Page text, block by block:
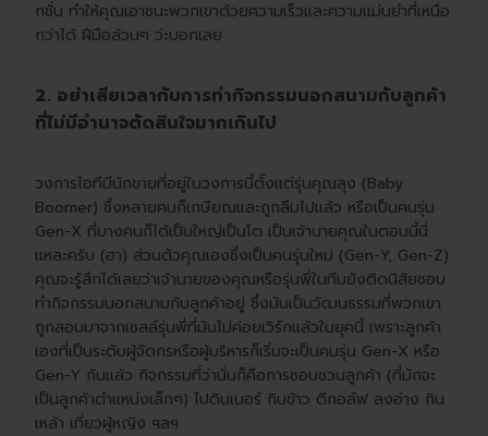
กชั่น ทำให้คุณเอาชนะพวกเขาด้วยความเร็วและความแม่นยำที่เหนือ
กว่าได้ ฝีมือล้วนๆ ว่ะบอกเลย
2. อย่าเสียเวลากับการทำกิจกรรมนอกสนามกับลูกค้า
ที่ไม่มีอำนาจตัดสินใจมากเกินไป
วงการไอทีมีนักขายที่อยู่ในวงการนี้ตั้งแต่รุ่นคุณลุง (Baby
Boomer) ซึ่งหลายคนก็เกษียณและถูกลืมไปแล้ว หรือเป็นคนรุ่น
Gen-X ที่บางคนก็ได้เป็นใหญ่เป็นโต เป็นเจ้านายคุณในตอนนี้นี่
แหละครับ (ฮา) ส่วนตัวคุณเองซึ่งเป็นคนรุ่นใหม่ (Gen-Y, Gen-Z)
คุณจะรู้สึกได้เลยว่าเจ้านายของคุณหรือรุ่นพี่ในทีมยังติดนิสัยชอบ
ทำกิจกรรมนอกสนามกับลูกค้าอยู่ ซึ่งมันเป็นวัฒนธรรมที่พวกเขา
ถูกสอนมาจากเซลล์รุ่นพี่ที่มันไม่ค่อยเวิร์กแล้วในยุคนี้ เพราะลูกค้า
เองที่เป็นระดับผู้จัดกรหรือผู้บริหารก็เริ่มจะเป็นคนรุ่น Gen-X หรือ
Gen-Y กันแล้ว กิจกรรมที่ว่านั่นก็คือการชอบชวนลูกค้า (ที่มักจะ
เป็นลูกค้าตำแหน่งเล็กๆ) ไปดินเนอร์ กินข้าว ตีกอล์ฟ ลงอ่าง กิน
เหล้า เที่ยวผู้หญิง ฯลฯ